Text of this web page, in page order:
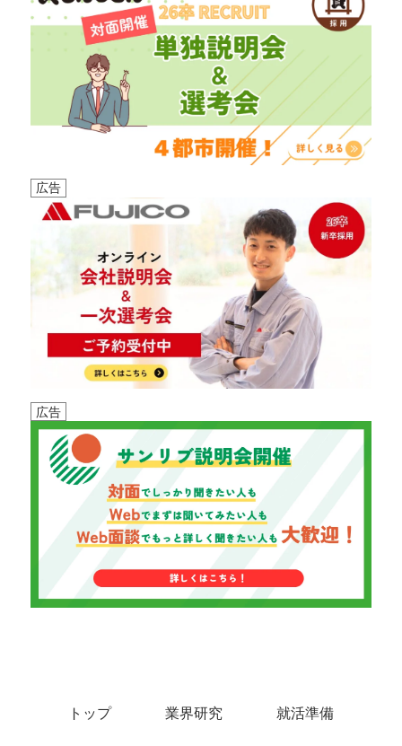
広告
広告
トップ 業界研究 就活準備